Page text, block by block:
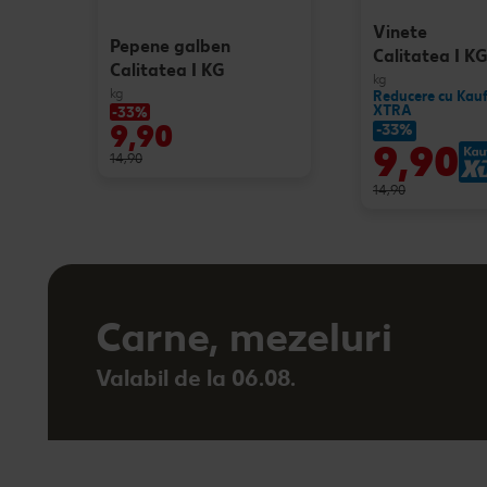
Pepene galben
Calitatea I KG
kg
-33%
9,90
14,90
Vinete
Calitatea I KG
kg
Reducere cu
XTRA
-33%
9,90
14,90
Carne, mezeluri
Valabil de la 06.08.